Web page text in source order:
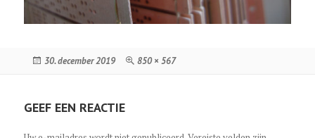
Geplaatst
30. december 2019
Volledige
850 × 567
GEEF EEN REACTIE